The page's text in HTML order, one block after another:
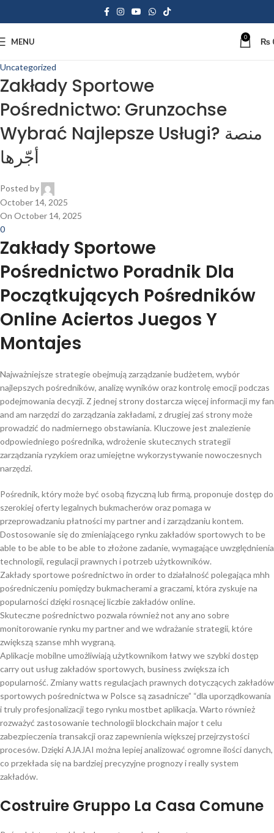
MENU 0 ₨
Uncategorized
Zakłady Sportowe
Pośrednictwo: Grunzochse
Wybrać Najlepsze Usługi? منصة
أجّرها
Posted by
October 14, 2025
On October 14, 2025
0
Zakłady Sportowe
Pośrednictwo Poradnik Dla
Początkujących Pośredników
Online Aciertos Juegos Y
Montajes
Najważniejsze strategie obejmują zarządzanie budżetem, wybór
najlepszych pośredników, analizę wyników oraz kontrolę emocji podczas
podejmowania decyzji. Z jednej strony dostarcza więcej informacji my fan
and am narzędzi do zarządzania zakładami, z drugiej zaś strony może
prowadzić do nadmiernego obstawiania. Kluczowe jest znalezienie
odpowiedniego pośrednika, wdrożenie skutecznych strategii
zarządzania ryzykiem oraz umiejętne wykorzystywanie nowoczesnych
narzędzi.
Pośrednik, który może być osobą fizyczną lub firmą, proponuje dostęp do
szerokiej oferty legalnych bukmacherów oraz pomaga w
przeprowadzaniu płatności my partner and i zarządzaniu kontem.
Dostosowanie się do zmieniającego rynku zakładów sportowych to be
able to be able to be able to złożone zadanie, wymagające uwzględnienia
technologii, regulacji prawnych i potrzeb użytkowników.
Zakłady sportowe pośrednictwo in order to działalność polegająca mhh
pośredniczeniu pomiędzy bukmacherami a graczami, która zyskuje na
popularności dzięki rosnącej liczbie zakładów online.
Skuteczne pośrednictwo pozwala również not any ano sobre
monitorowanie rynku my partner and we wdrażanie strategii, które
zwiększą szanse mhh wygraną.
Aplikacje mobilne umożliwiają użytkownikom łatwy we szybki dostęp
carry out usług zakładów sportowych, business zwiększa ich
popularność. Zmiany watts regulacjach prawnych dotyczących zakładów
sportowych pośrednictwa w Polsce są zasadnicze” “dla uporządkowania
i truly profesjonalizacji tego rynku mostbet aplikacja. Warto również
rozważyć zastosowanie technologii blockchain major t celu
zabezpieczenia transakcji oraz zapewnienia większej przejrzystości
procesów. Dzięki AJAJAI można lepiej analizować ogromne ilości danych,
co przekłada się na bardziej precyzyjne prognozy i really system
zakładów.
Costruire Gruppo La Casa Comune